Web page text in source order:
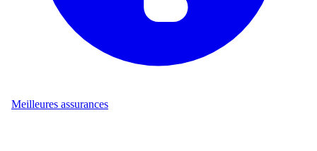
Meilleures assurances